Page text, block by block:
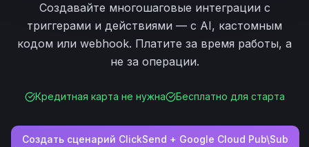
Создавайте многошаговые интеграции с
триггерами и действиями — с AI, кастомным
кодом или webhook. Платите за время работы, а
не за операции.
Кредитная карта не нужна Бесплатно для старта
Создать сценарий ClickSend + Google Cloud Pub\Sub